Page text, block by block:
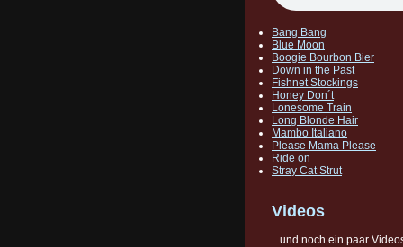
Bang Bang
Blue Moon
Boogie Bourbon Bier
Down in the Past
Fishnet Stockings
Honey Don´t
Lonesome Train
Long Blonde Hair
Mambo Italiano
Please Mama Please
Ride on
Stray Cat Strut
Videos
...und noch ein paar